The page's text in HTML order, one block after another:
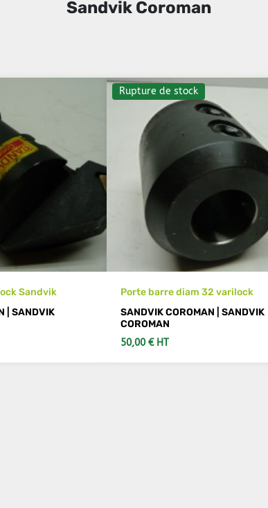
Sandvik Coroman
Sandvik
| SANDVIK
Rupture de stock
Porte barre diam 32 varilock
SANDVIK COROMAN | SANDVIK
COROMAN
50,00 € HT